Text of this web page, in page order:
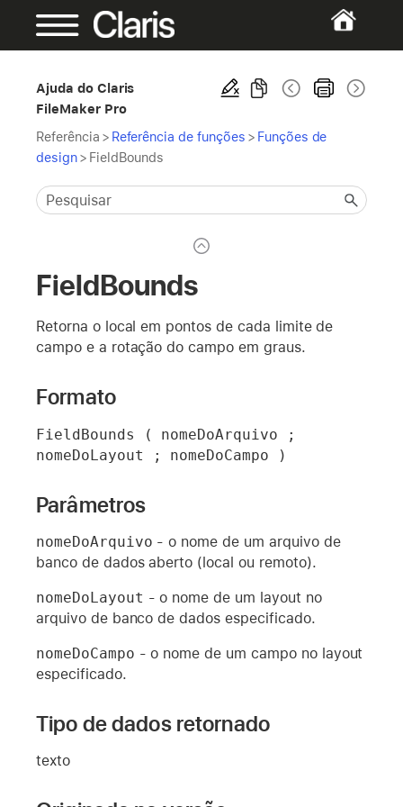
Ajuda do Claris
FileMaker Pro
Referência > Referência de funções > Funções de
design> FieldBounds
FieldBounds
Retorna o local em pontos de cada limite de
campo e a rotação do campo em graus.
Formato
FieldBounds ( nomeDoArquivo ;
nomeDoLayout ; nomeDoCampo )
Parâmetros
nomeDoArquivo - o nome de um arquivo de
banco de dados aberto (local ou remoto).
nomeDoLayout - o nome de um layout no
arquivo de banco de dados especificado.
nomeDoCampo - o nome de um campo no layout
especificado.
Tipo de dados retornado
texto